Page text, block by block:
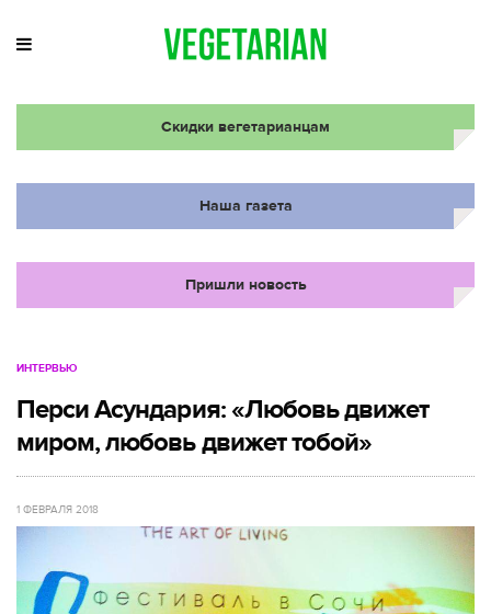
Скидки вегетарианцам
Наша газета
Пришли новость
ИНТЕРВЬЮ
Перси Асундария: «Любовь движет
миром, любовь движет тобой»
1 ФЕВРАЛЯ 2018